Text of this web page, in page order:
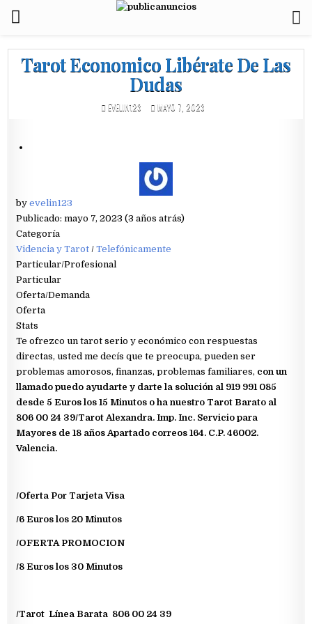
Tarot Economico Libérate De Las
Dudas
EVELIN123 MAYO 7, 2023
byevelin123
Publicado: mayo 7, 2023 (3 años atrás)
Categoría
Videncia y Tarot /Telefónicamente
Particular/Profesional
Particular
Oferta/Demanda
Oferta
Stats
Te ofrezco un tarot serio y económico con respuestas
directas, usted me decís que te preocupa, pueden ser
problemas amorosos, finanzas, problemas familiares, con un
llamado puedo ayudarte y darte la solución al 919 991 085
desde 5 Euros los 15 Minutos o ha nuestro Tarot Barato al
806 00 24 39/Tarot Alexandra. Imp. Inc. Servicio para
Mayores de 18 años Apartado correos 164. C.P. 46002.
Valencia.
/Oferta Por Tarjeta Visa
/6 Euros los 20 Minutos
/OFERTA PROMOCION
/8 Euros los 30 Minutos
/Tarot Línea Barata 806 00 24 39